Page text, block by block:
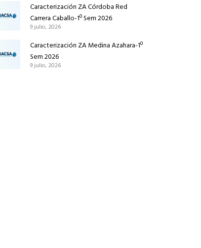
Caracterización ZA Córdoba Red
Carrera Caballo-1º Sem 2026
9 julio, 2026
Caracterización ZA Medina Azahara-1º
Sem 2026
9 julio, 2026